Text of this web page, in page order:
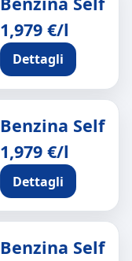
1,979 €/l
Dettagli
Benzina Self
1,979 €/l
Dettagli
Benzina Self